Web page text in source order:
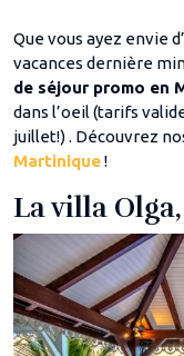
Que vous ayez envie
vacances dernière
de séjour promo en
dans l’oeil (tarifs
juillet!) . Découvrez
Martinique!
La villa